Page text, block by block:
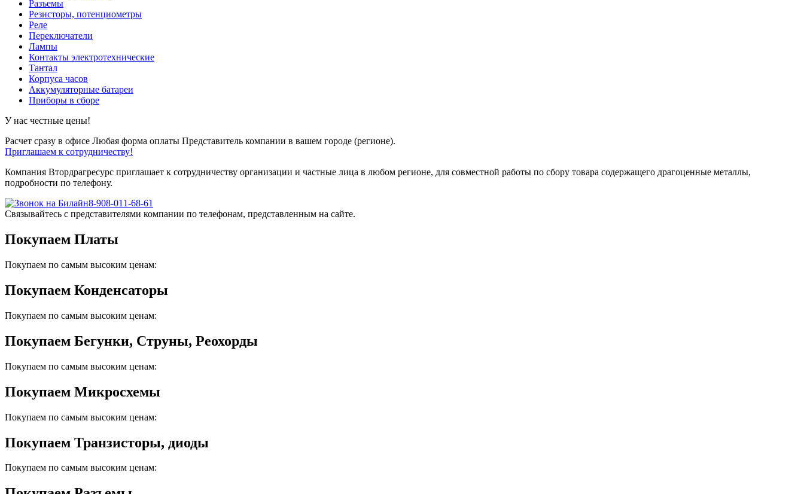
Разъемы
Резисторы, потенциометры
Реле
Переключатели
Лампы
Контакты электротехнические
Тантал
Корпуса часов
Аккумуляторные батареи
Приборы в сборе
У нас честные цены!
Расчет сразу в офисе Любая форма оплаты Представитель компании в вашем городе (регионе).
Приглашаем к сотрудничеству!
Компания Втордрагресурс приглашает к сотрудничеству организации и частные лица в любом регионе, для совместной работы по сбору товара содержащего драгоценные металлы,
подробности по телефону.
8-908-011-68-61
Связывайтесь с представителями компании по телефонам, представленным на сайте.
Покупаем Платы
Покупаем по самым высоким ценам:
Покупаем Конденсаторы
Покупаем по самым высоким ценам:
Покупаем Бегунки, Струны, Реохорды
Покупаем по самым высоким ценам:
Покупаем Микросхемы
Покупаем по самым высоким ценам:
Покупаем Транзисторы, диоды
Покупаем по самым высоким ценам: